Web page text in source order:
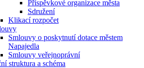
Příspěvkové organizace města
Sdružení
Klikací rozpočet
Smlouvy o poskytnutí dotace městem
Napajedla
Smlouvy veřejnoprávní
struktura a schéma